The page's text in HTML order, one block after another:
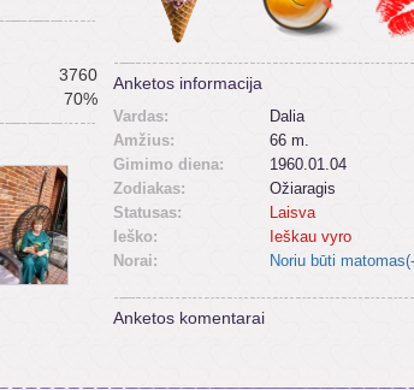
3760
70%
Anketos informacija
Vardas:
Dalia
Amžius:
66 m.
Gimimo diena:
1960.01.04
Zodiakas:
Ožiaragis
Statusas:
Laisva
Ieško:
Ieškau vyro
Norai:
Noriu būti
Anketos komentarai